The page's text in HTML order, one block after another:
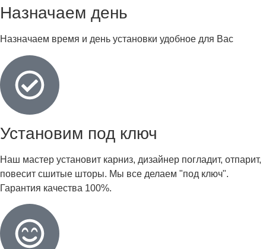
Назначаем день
Назначаем время и день установки удобное для Вас
Установим под ключ
Наш мастер установит карниз, дизайнер погладит, отпарит,
повесит сшитые шторы. Мы все делаем "под ключ".
Гарантия качества 100%.